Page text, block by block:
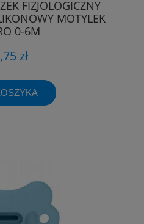
FIZJOLOGICZNY
MOTYLEK
0-6M
zł